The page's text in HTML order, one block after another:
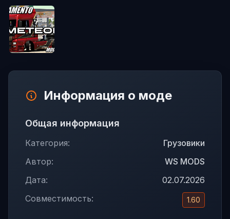
Информация о моде
Общая информация
Категория:
Грузовики
Автор:
WS MODS
Дата:
02.07.2026
Совместимость:
1.60